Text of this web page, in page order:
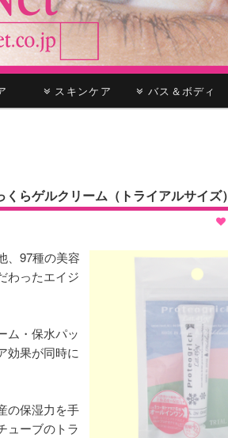
スキンケア バス＆ボディ
らゲルクリーム（トライアルサイズ）
、97種の美容
わったエイジ
ム・保水パッ
効果が同時に
の保湿力を手
ューブのトラ